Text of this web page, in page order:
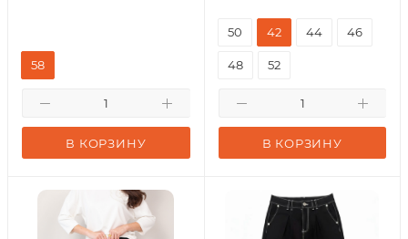
В КОРЗИНУ
58
В КОРЗИНУ
50 42 44 46
48 52